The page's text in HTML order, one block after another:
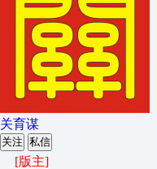
关育谋
关注 私信
[版主]